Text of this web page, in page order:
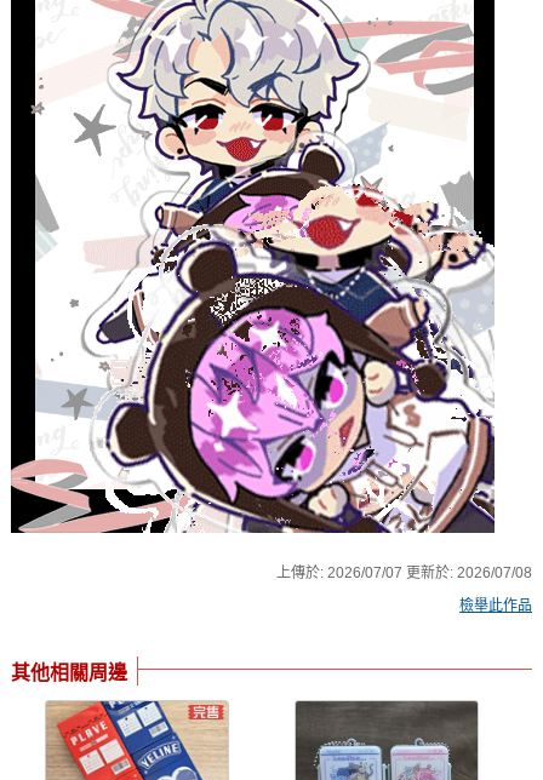
上傳於:2026/07/07 更新於:2026/07/08
檢舉此作品
其他相關周邊